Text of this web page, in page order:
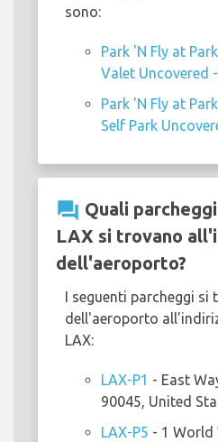
sono:
Park 'N Fly at
Valet Uncovered
Park 'N Fly at
Self Park
question_answer Quali
LAX si trovano
dell'aeroporto?
I seguenti parcheggi
dell'aeroporto
LAX:
LAX-P1 - East
90045, United
LAX-P5 - 1 World